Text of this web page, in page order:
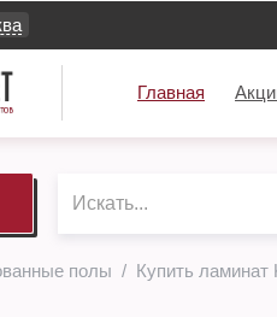
Главная
полы Купить ламинат